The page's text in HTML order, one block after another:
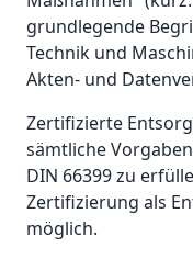
grundlegende
Technik und
Akten- und
Zertifizierte
sämtliche
DIN 66399 zu
Zertifizierung als
möglich.